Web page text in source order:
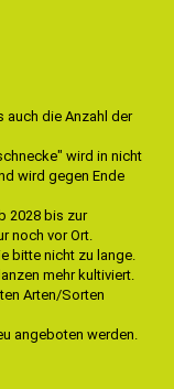
die Anzahl der
wird in nicht
wird gegen Ende
2028 bis zur
noch vor Ort.
bitte nicht zu lange.
mehr kultiviert.
Arten/Sorten
angeboten werden.